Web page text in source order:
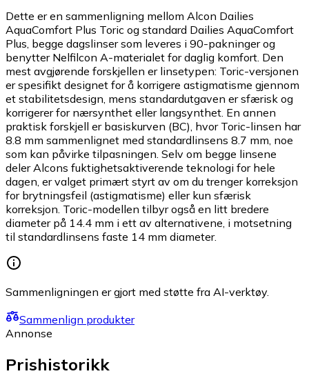
Dette er en sammenligning mellom Alcon Dailies
AquaComfort Plus Toric og standard Dailies AquaComfort
Plus, begge dagslinser som leveres i 90-pakninger og
benytter Nelfilcon A-materialet for daglig komfort. Den
mest avgjørende forskjellen er linsetypen: Toric-versjonen
er spesifikt designet for å korrigere astigmatisme gjennom
et stabilitetsdesign, mens standardutgaven er sfærisk og
korrigerer for nærsynthet eller langsynthet. En annen
praktisk forskjell er basiskurven (BC), hvor Toric-linsen har
8.8 mm sammenlignet med standardlinsens 8.7 mm, noe
som kan påvirke tilpasningen. Selv om begge linsene
deler Alcons fuktighetsaktiverende teknologi for hele
dagen, er valget primært styrt av om du trenger korreksjon
for brytningsfeil (astigmatisme) eller kun sfærisk
korreksjon. Toric-modellen tilbyr også en litt bredere
diameter på 14.4 mm i ett av alternativene, i motsetning
til standardlinsens faste 14 mm diameter.
Sammenligningen er gjort med støtte fra AI-verktøy.
Sammenlign produkter
Annonse
Prishistorikk